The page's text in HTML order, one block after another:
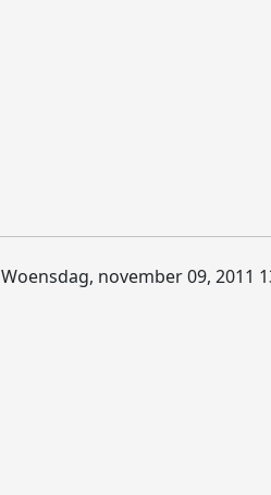
Woensdag, november 09, 2011